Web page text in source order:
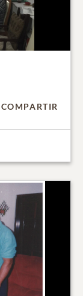
COMPARTIR